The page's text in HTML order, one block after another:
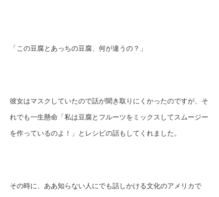
「この豆腐とあっちの豆腐、何が違うの？」
彼女はマスクしていたので話が聞き取りにくかったのですが、そ
れでも一生懸命「私は豆腐とフルーツをミックスしてスムージー
を作っているのよ！」とレシピの話もしてくれました。
その時に、ああ知らない人にでも話しかける文化のアメリカで